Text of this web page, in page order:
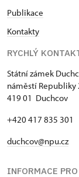
Publikace
Kontakty
RYCHLÝ
Státní zámek
náměstí Republiky
419 01 Duchcov
+420 417 835 301
duchcov@npu.cz
INFORMACE